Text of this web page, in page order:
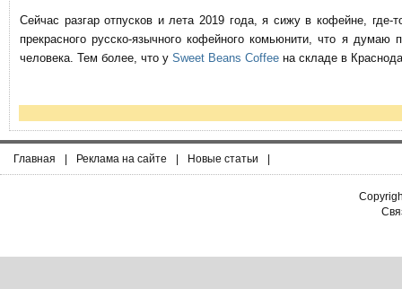
Сейчас разгар отпусков и лета 2019 года, я сижу в кофейне,
прекрасного русско-язычного кофейного комьюнити, что я
человека. Тем более, что у Sweet Beans Coffee на складе в
Главная | Реклама на сайте | Новые статьи |